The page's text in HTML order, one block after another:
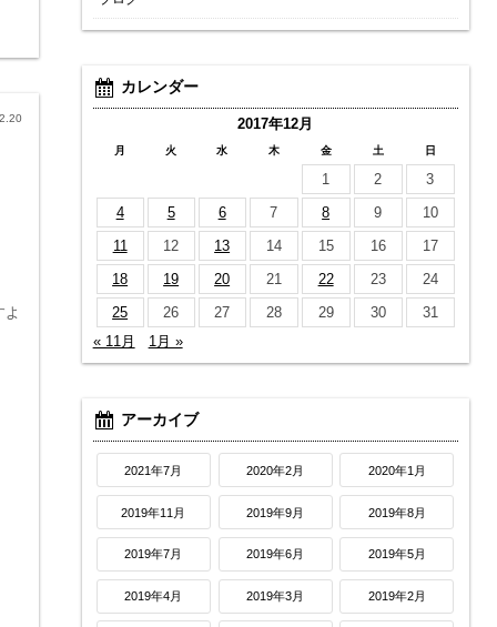
カレンダー
2017年12月
月 火 水 木 金 土 日
1 2
3
4
5 6 7 8 9
10
11
12 13 14 15 16
17
18
19 20 21 22 23
24
25
26 27 28 29 30
31
« 11月
1月 »
アーカイブ
2021年7月 2020年2月 2020年1月
2019年11月 2019年9月 2019年8月
2019年7月 2019年6月 2019年5月
2019年4月 2019年3月 2019年2月